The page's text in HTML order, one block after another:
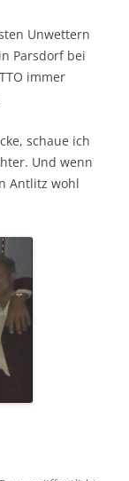
Unwettern
Parsdorf bei
immer
schaue ich
Und wenn
Antlitz wohl